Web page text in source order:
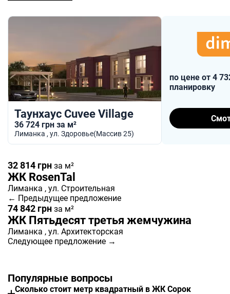
Таунхаус Cuvee Village
36 724 грн за м²
Лиманка , ул. Здоровье(Массив 25)
по цене от 4
планировку
32 814 грн за м²
ЖК RosenTal
Лиманка , ул. Строительная
← Предыдущее предложение
74 842 грн за м²
ЖК Пятьдесят третья жемчужина
Лиманка , ул. Архитекторская
Следующее предложение →
Популярные вопросы
Сколько стоит метр квадратный в ЖК Сорок